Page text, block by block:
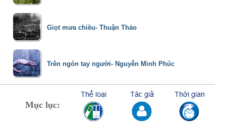
Giọt mưa chiều- Thuận Thảo
Trên ngón tay người- Nguyễn Minh Phúc
Mục lục: